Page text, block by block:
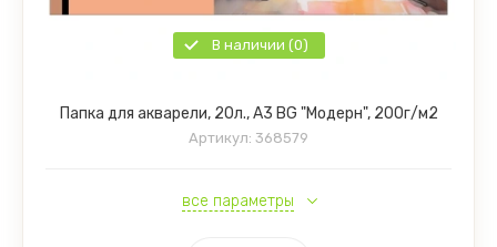
В наличии (0)
Папка для акварели, 20л., А3 BG "Модерн", 200г/м2
Артикул: 368579
все параметры